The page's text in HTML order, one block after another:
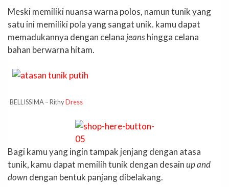
Meski memiliki nuansa warna polos, namun tunik yang
satu ini memiliki pola yang sangat unik. kamu dapat
memadukannya dengan celana jeanshingga celana
bahan berwarna hitam.
BELLISSIMA – RithyDress
Bagi kamu yang ingin tampak jenjang dengan atasa
tunik, kamu dapat memilih tunik dengan desainup and
down dengan bentuk panjang dibelakang.